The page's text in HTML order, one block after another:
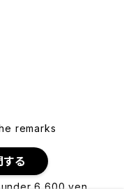
する
remarks
6,600 yen